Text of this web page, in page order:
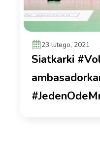
23 lutego, 2021
Siatkarki